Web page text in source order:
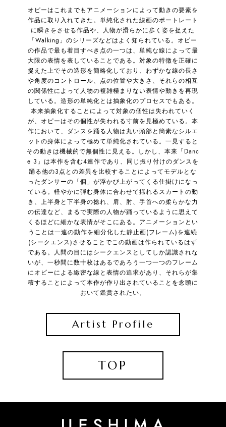
オピーはこれまでもアニメーションによって動きの要素を
作品に取り入れてきた。単純化された線画のポートレート
に瞬きをさせる作品や、人物が滑らかに歩く姿を捉えた
「Walking」のシリーズなどはよく知られている。オピー
の作品で最も着目すべき点の一つは、単純な線によって最
大限の表情を表していることである。対象の特徴を正確に
捉えた上でその造形を簡略化しており、わずかな線の長さ
や角度のコントロール、点の位置や大きさ、それらの相互
の関係性によって人物の複雑極まりない表情や動きを再現
している。造形の単純化とは抽象化のプロセスでもある。
本来抽象化することによって対象の個性は失われていく
が、オピーはその個性が失われる寸前を見極めている。本
作において、ダンスを踊る人物は丸い頭部と簡素なシルエ
ットの身体によって極めて単純化されている。一見すると
その動きは機械的で無個性に見える。しかし、本来「Danc
e 3」は本作を含む4連作であり、同じ振り付けのダンスを
踊る他の3点との差異を比較することによってモデルとな
ったダンサーの「個」が浮かび上がってくる仕掛けになっ
ている。軽やかに弾む身体に合わせて揺れるスカートの動
き、上半身と下半身の捻れ、肩、肘、手首への柔らかな力
の伝達など、まるで実際の人物が踊っているように思えて
くるほどに細かな表情がそこにある。アニメーションとい
うことは一連の動作を細分化した静止画(フレーム)を連続
(シークエンス)させることでこの動画は作られているはず
である。人間の目にはシークエンスとしてしか認識されな
いが、一秒間に数十枚はあるであろう一つ一つのフレーム
にオピーによる緻密な線と表情の追求があり、それらが集
積することによって本作が作り出されていることを念頭に
おいて鑑賞されたい。
Artist Profile
TOP